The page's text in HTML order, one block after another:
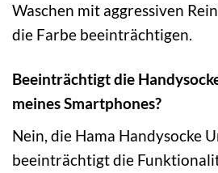
Waschen mit aggressiven
die Farbe beeinträchtigen.
Beeinträchtigt die
meines Smartphones?
Nein, die Hama Handysocke
beeinträchtigt die